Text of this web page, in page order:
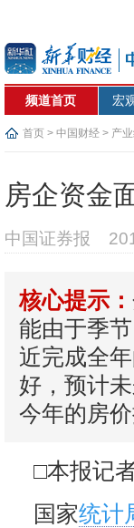
频道首页 宏
首页 > 中国财经 > 产
房企资金
中国证券报
核心提示：
能由于季
近完成全
好，预计
今年的房价
□本报记
国家统计